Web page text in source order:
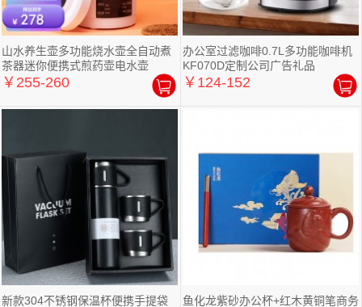
山水养生壶多功能烧水壶全自动煮
茶器迷你便携式煎药壶电水壶
￥255-260
办公室过滤咖啡0.7L多功能咖啡机
KF070D定制公司广告礼品
￥124-152
新款304不锈钢保温杯便携手提袋
鱼化龙紫砂办公杯+红木黄铜笔商务